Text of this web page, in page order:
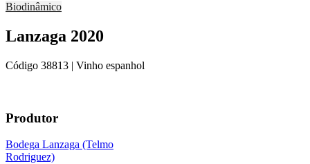
Biodinâmico
Lanzaga 2020
Código 38813 | Vinho espanhol
Produtor
Bodega Lanzaga (Telmo
Rodriguez)